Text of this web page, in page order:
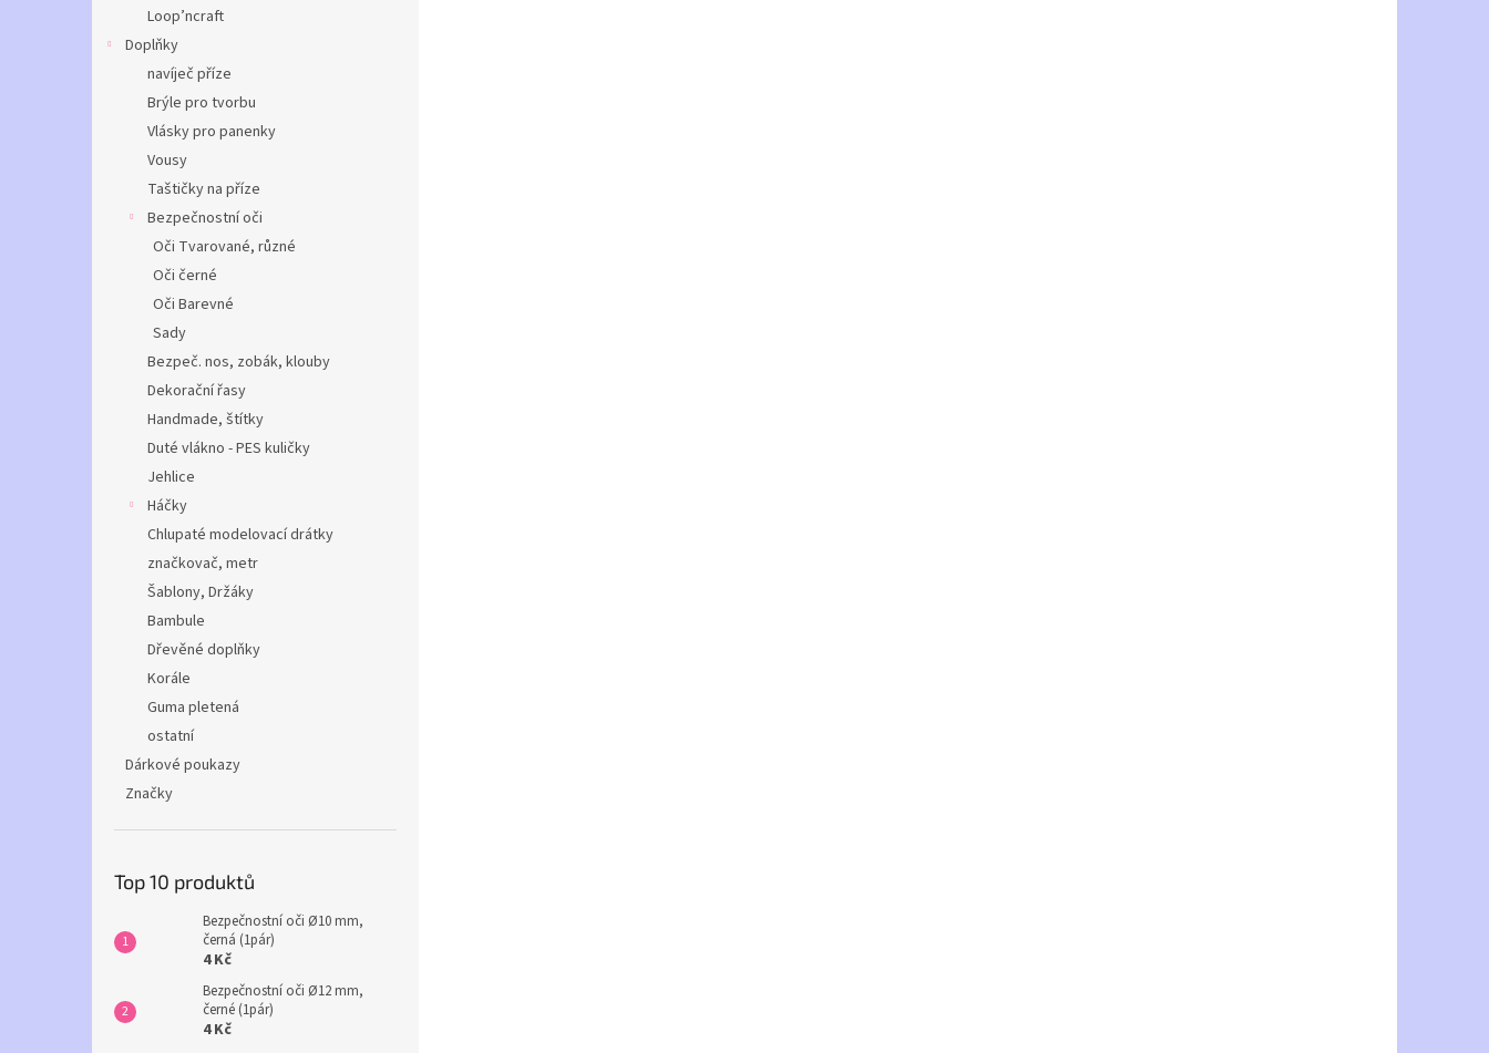
Loop’ncraft
Doplňky
navíječ příze
Brýle pro tvorbu
Vlásky pro panenky
Vousy
Taštičky na příze
Bezpečnostní oči
Oči Tvarované, různé
Oči černé
Oči Barevné
Sady
Bezpeč. nos, zobák, klouby
Dekorační řasy
Handmade, štítky
Duté vlákno - PES kuličky
Jehlice
Háčky
Chlupaté modelovací drátky
značkovač, metr
Šablony, Držáky
Bambule
Dřevěné doplňky
Korále
Guma pletená
ostatní
Dárkové poukazy
Značky
Top 10 produktů
Bezpečnostní oči Ø10 mm,
černá (1pár)
4 Kč
Bezpečnostní oči Ø12 mm,
černé (1pár)
4 Kč